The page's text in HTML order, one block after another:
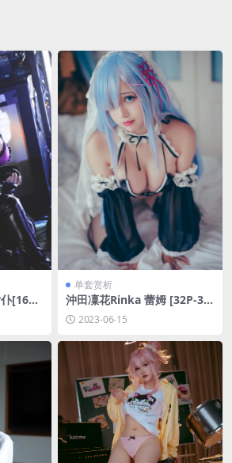
[16P-
单套赏析
沖田凜花Rinka 蕾姆 [32P-37
3MB]2023-06-15